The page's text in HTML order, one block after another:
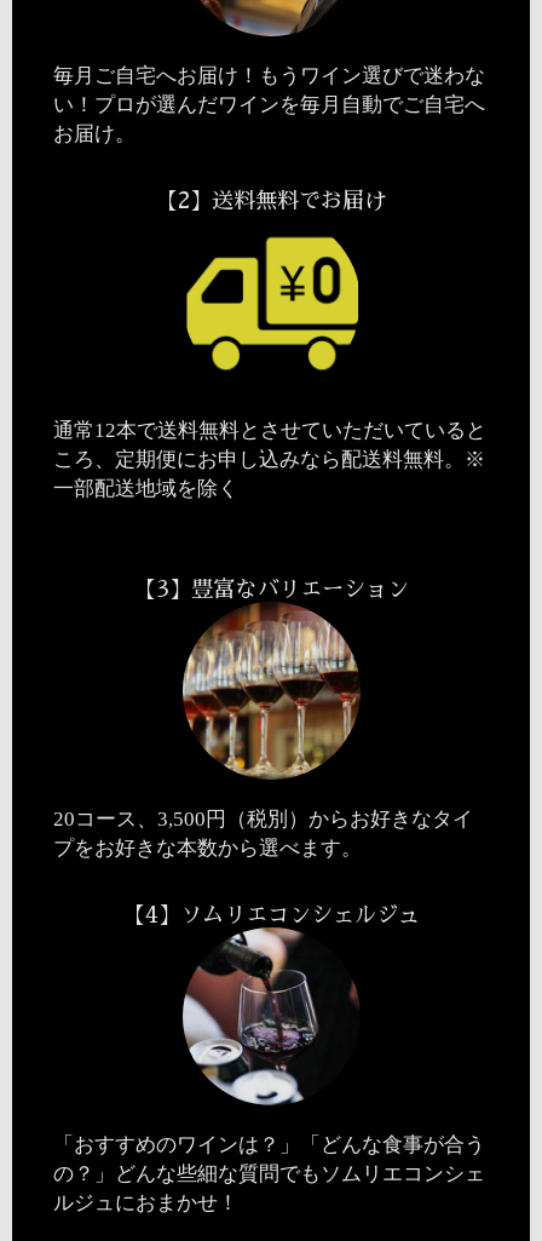
毎月ご自宅へお届け！もうワイン選びで迷わな
い！プロが選んだワインを毎月自動でご自宅へ
お届け。
【2】送料無料でお届け
通常12本で送料無料とさせていただいていると
ころ、定期便にお申し込みなら配送料無料。※
一部配送地域を除く
【3】豊富なバリエーション
20コース、3,500円（税別）からお好きなタイ
プをお好きな本数から選べます。
【4】ソムリエコンシェルジュ
「おすすめのワインは？」「どんな食事が合う
の？」どんな些細な質問でもソムリエコンシェ
ルジュにおまかせ！